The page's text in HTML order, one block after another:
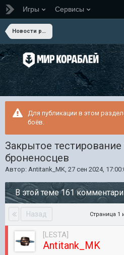
Игры Сервисы
Новости разработки
Для публикации в этом
боёв.
Закрытое
броненосцев
Автор: Antitank_MK, 27 сен 2024,
В этой теме 161
Назад Страница 1
[LESTA]
Antitank_MK